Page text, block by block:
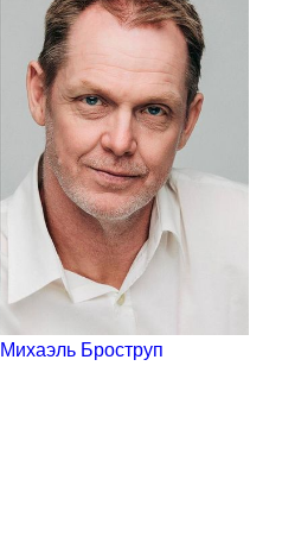
Михаэль Броструп